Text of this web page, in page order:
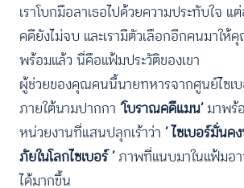
เราโบกมือลาเธอไปด้วยความประทับใจ แ
คดียังไม่จบ และเรามีตัวเลือกอีกคนมาใ
พร้อมแล้ว นี่คือแฟ้มประวัติของเขา
ผู้ช่วยของคุณคนนี้นายทหารจากศูนย์ไซเ
ภายใต้นามปากกา ‘โบราณคดีแมน’มาพร้
หน่วยงานที่แสนปลุกเร้าว่า ‘ไซเบอร์มั่นค
ภัยในโลกไซเบอร์ ’ภาพที่แนบมาในแฟ้มอ
ได้มากขึ้น